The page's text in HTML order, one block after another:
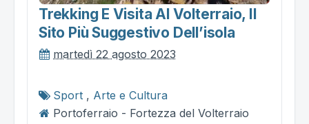
Trekking E Visita Al Volterraio, Il
Sito Più Suggestivo Dell’isola
martedì 22 agosto 2023
Sport , Arte e Cultura
Portoferraio - Fortezza del Volterraio